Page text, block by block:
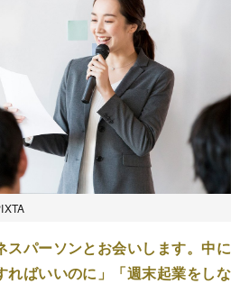
スパーソンとお会いします。中に
ればいいのに」「週末起業をしな